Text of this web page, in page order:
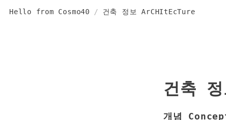
Hello from Cosmo40 / 건축 정보 ArCHItEcTure
건축
개념